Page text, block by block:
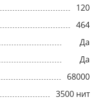
120
464
Да
Да
68000
3500 нит